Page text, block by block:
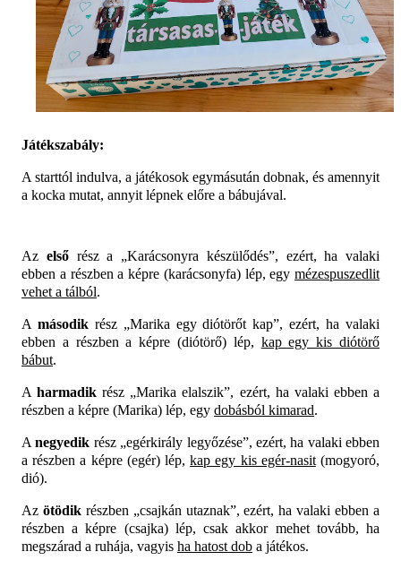
Játékszabály:
A starttól indulva, a játékosok egymásután dobnak, és amennyit
a kocka mutat, annyit lépnek előre a bábujával.
Az elsőrész a „Karácsonyra készülődés”, ezért, ha valaki
ebben a részben a képre (karácsonyfa) lép, egy mézespuszedlit
vehet a tálból.
A másodikrész „Marika egy diótörőt kap”, ezért, ha valaki
ebben a részben a képre (diótörő) lép, kap egy kis diótörő
bábut.
Aharmadik rész „Marika elalszik”, ezért, ha valaki ebben a
részben a képre (Marika) lép, egy dobásból kimarad.
Anegyedik rész „egérkirály legyőzése”, ezért, ha valaki ebben
a részben a képre (egér) lép,kap egy kis egér-nasit(mogyoró,
dió).
Az ötödikrészben „csajkán utaznak”, ezért, ha valaki ebben a
részben a képre (csajka) lép, csak akkor mehet tovább, ha
megszárad a ruhája, vagyis ha hatost dob a játékos.